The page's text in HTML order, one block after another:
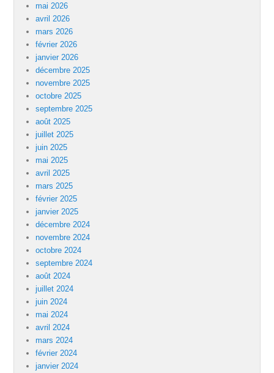
mai 2026
avril 2026
mars 2026
février 2026
janvier 2026
décembre 2025
novembre 2025
octobre 2025
septembre 2025
août 2025
juillet 2025
juin 2025
mai 2025
avril 2025
mars 2025
février 2025
janvier 2025
décembre 2024
novembre 2024
octobre 2024
septembre 2024
août 2024
juillet 2024
juin 2024
mai 2024
avril 2024
mars 2024
février 2024
janvier 2024